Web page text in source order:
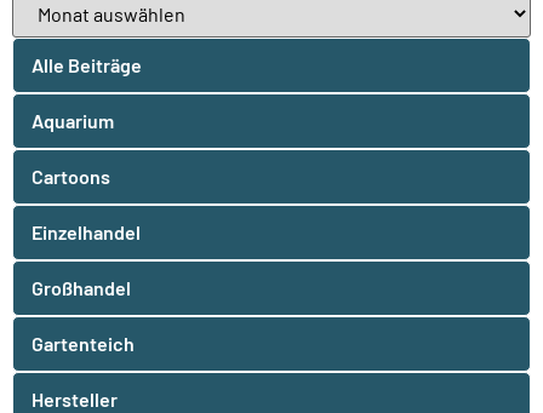
Alle Beiträge
Aquarium
Cartoons
Einzelhandel
Großhandel
Gartenteich
Hersteller